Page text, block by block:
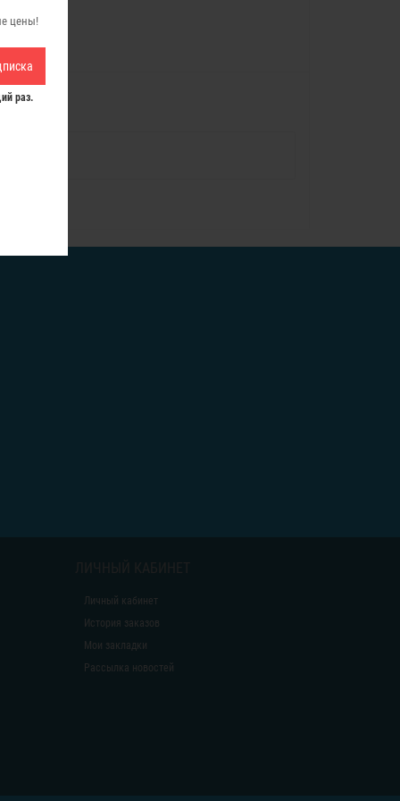
цены!
раз.
Личный кабинет
История заказов
Мои закладки
Рассылка новостей